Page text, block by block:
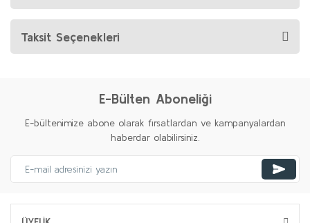
Taksit Seçenekleri
E-Bülten Aboneliği
E-bültenimize abone olarak fırsatlardan ve kampanyalardan
haberdar olabilirsiniz.